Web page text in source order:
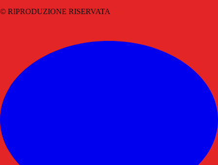
© RIPRODUZIONE RISERVATA